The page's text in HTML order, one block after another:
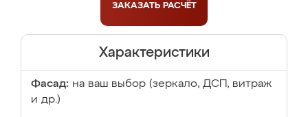
ЗАКАЗАТЬ РАСЧЁТ
Характеристики
Фасад: на ваш выбор (зеркало, ДСП, витраж
и др.)